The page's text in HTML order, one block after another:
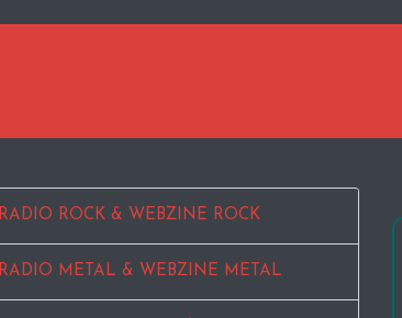
RADIO ROCK & WEBZINE ROCK
RADIO METAL & WEBZINE METAL